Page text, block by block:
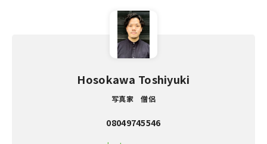
Hosokawa Toshiyuki
写真家 僧侶
08049745546